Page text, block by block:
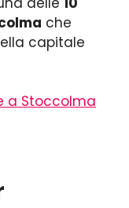
che
capitale
a Stoccolma